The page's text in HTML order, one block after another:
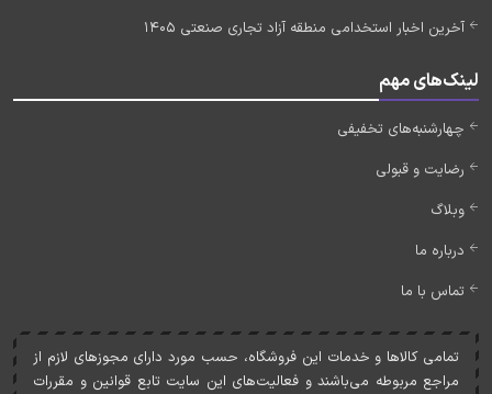
آخرین اخبار استخدامی منطقه آزاد تجاری صنعتی 1405
لینک‌های مهم
چهارشنبه‌های تخفیفی
رضایت و قبولی
وبلاگ
درباره ما
تماس با ما
تمامی کالاها و خدمات اين فروشگاه، حسب مورد دارای مجوزهای لازم از
مراجع مربوطه می‌باشند و فعاليت‌های اين سايت تابع قوانين و مقررات